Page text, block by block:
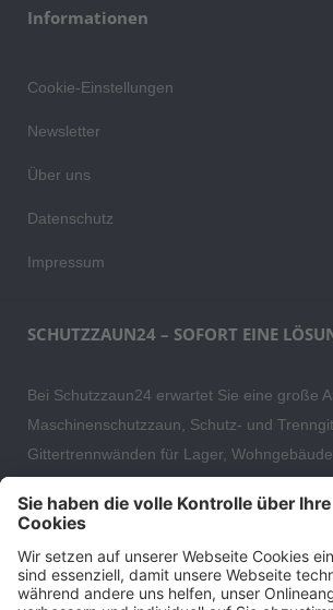
Informationen
Cookie-Einstellungen
Newsletter
Über uns
Datenschutz
Impressum
SCHUTZZAUN24 – SOFORT EINE
Bei Schutzzaun24 erwartet Sie eine große
Maschinenschutzzaun, Schutz- und
Gittertrennwänden für Lager,
hochwertige Gartenzäune und
öffentlichen Grundstücken. Darüber hinaus
Produkte der Betriebsausstattung, wie